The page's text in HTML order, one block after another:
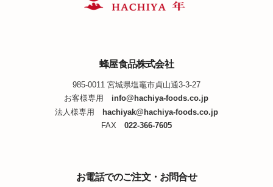
蜂屋食品株式会社
985-0011 宮城県塩竈市貞山通3-3-27
お客様専用 info@hachiya-foods.co.jp
法人様専用 hachiyak@hachiya-foods.co.jp
FAX 022-366-7605
お電話でのご注文・お問合せ